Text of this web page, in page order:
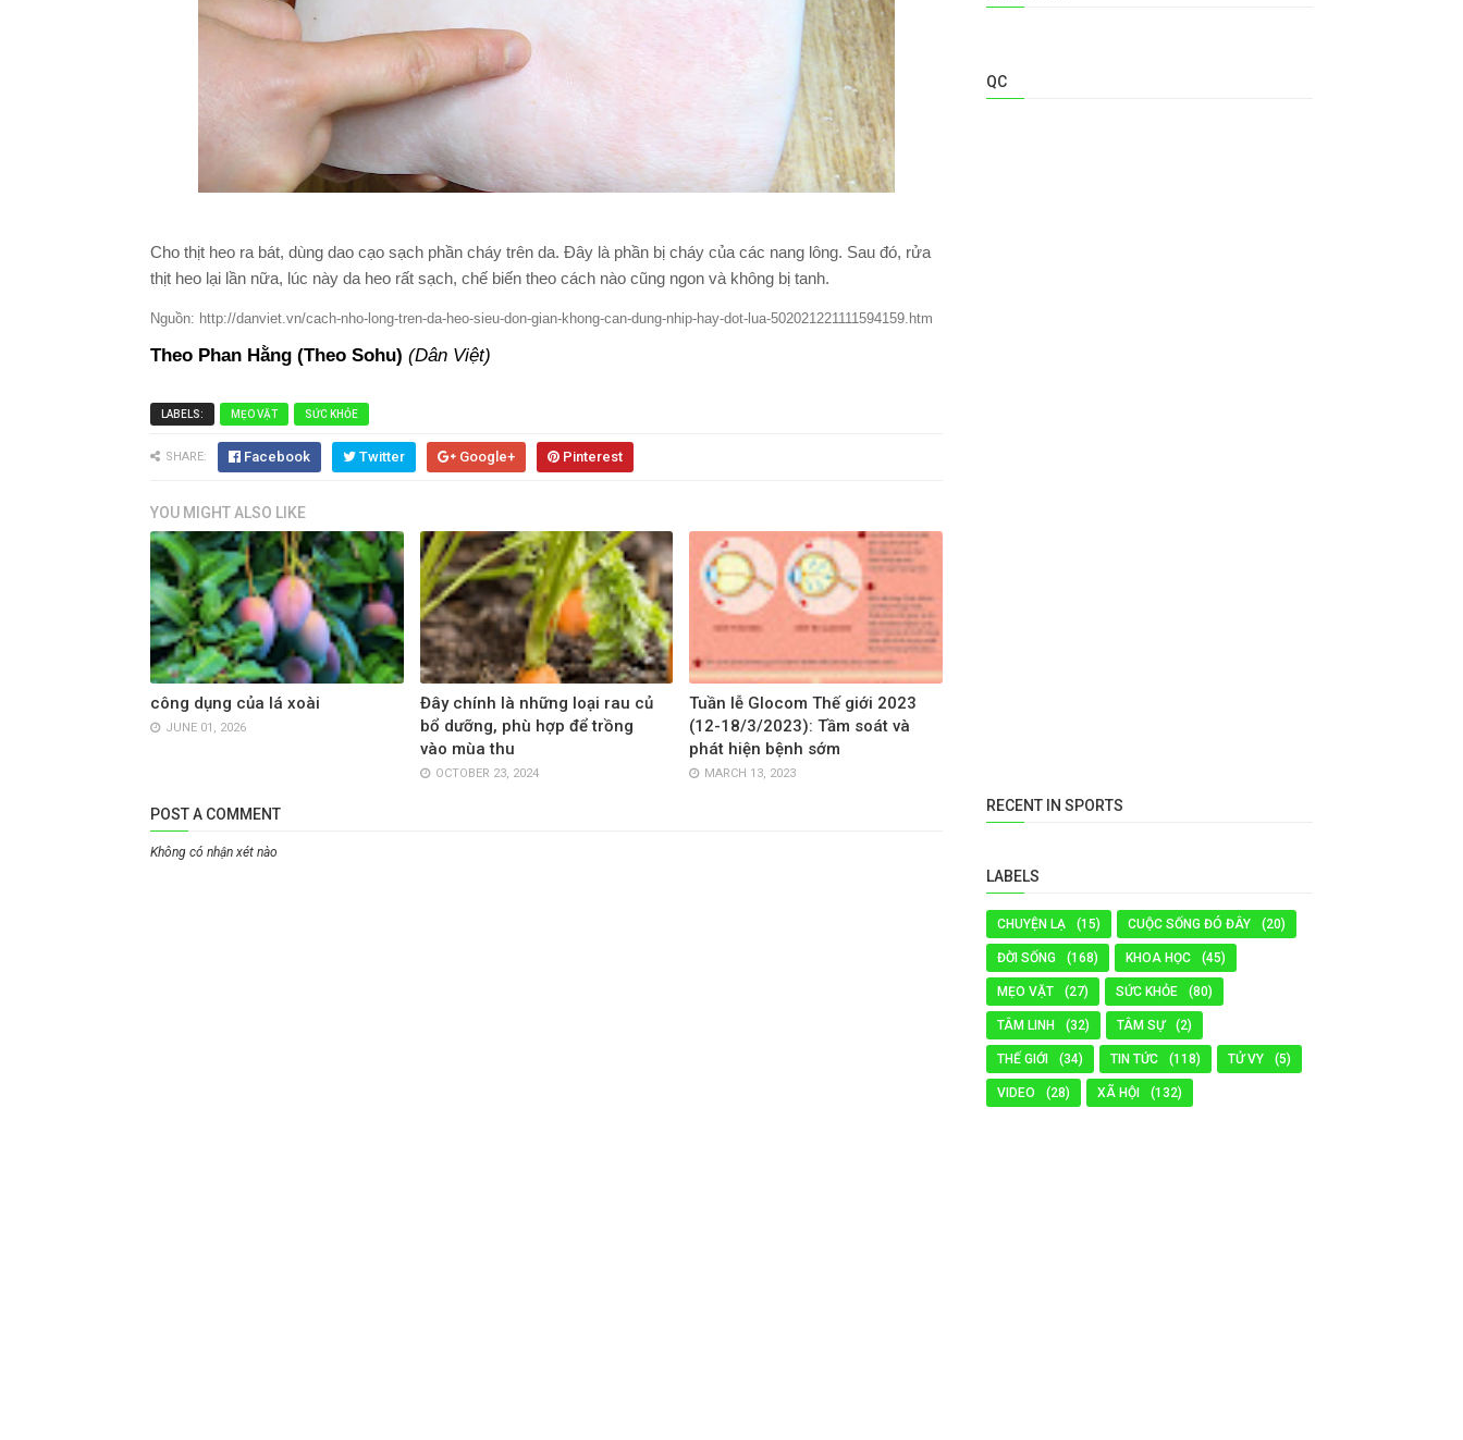
Cho thịt heo ra bát, dùng dao cạo sạch phần cháy trên da. Đây là phần bị cháy của các nang lông. Sau đó, rửa
thịt heo lại lần nữa, lúc này da heo rất sạch, chế biến theo cách nào cũng ngon và không bị tanh.
Nguồn: http://danviet.vn/cach-nho-long-tren-da-heo-sieu-don-gian-khong-can-dung-nhip-hay-dot-lua-502021221111594159.htm
Theo Phan Hằng (Theo Sohu) (Dân Việt)
LABELS: MẸO VẶT SỨC KHỎE
SHARE: Facebook Twitter Google+ Pinterest
YOU MIGHT ALSO LIKE
công dụng của lá xoài
JUNE 01, 2026
Đây chính là những loại rau củ
bổ dưỡng, phù hợp để trồng
vào mùa thu
OCTOBER 23, 2024
Tuần lễ Glocom Thế giới 2023
(12-18/3/2023): Tầm soát và
phát hiện bệnh sớm
MARCH 13, 2023
POST A COMMENT
Không có nhận xét nào
QC
RECENT IN SPORTS
LABELS
CHUYỆN LẠ (15) CUỘC SỐNG ĐÓ ĐÂY (20)
ĐỜI SỐNG (168) KHOA HỌC (45)
MẸO VẶT (27) SỨC KHỎE (80)
TÂM LINH (32) TÂM SỰ (2)
THẾ GIỚI (34) TIN TỨC (118) TỬ VY (5)
VIDEO (28) XÃ HỘI (132)